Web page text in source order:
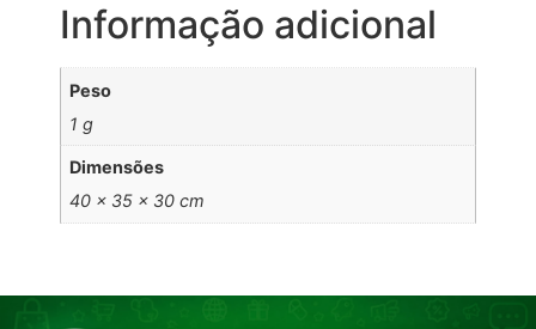
Informação adicional
Peso
1 g
Dimensões
40 × 35 × 30 cm